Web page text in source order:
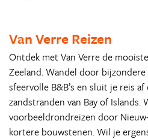
Van Verre Reizen
Ontdek met Van Verre de
Zeeland. Wandel door
sfeervolle B&B’s en sluit je reis
zandstranden van Bay of
voorbeeldrondreizen door
kortere bouwstenen. Wil je